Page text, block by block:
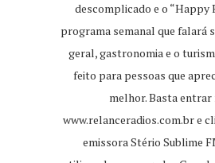
descomplicado e o “Happy
programa semanal que falará
geral, gastronomia e o
feito para pessoas que
melhor. Basta entrar
www.relanceradios.com.bre
emissora Stério Sublime